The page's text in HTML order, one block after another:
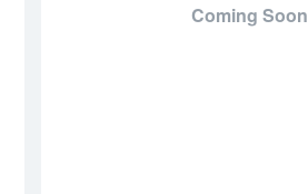
Coming Soon